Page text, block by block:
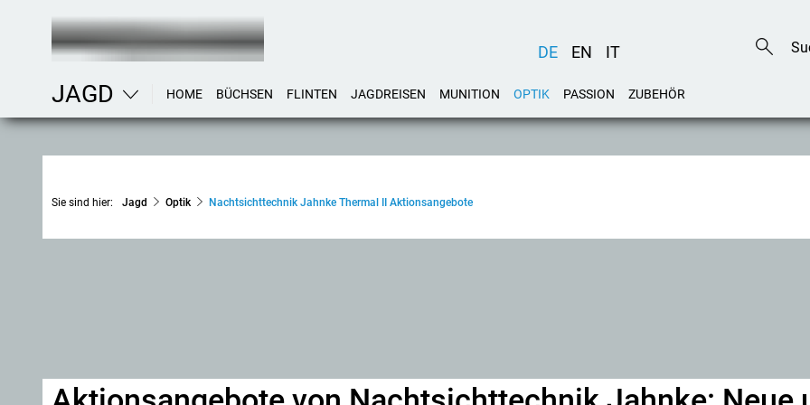
DE EN IT
JAGD HOME BÜCHSEN FLINTEN JAGDREISEN MUNITION OPTIK PASSION ZUBEHÖR
Sie sind hier: Jagd Optik Nachtsichttechnik Jahnke Thermal II Aktionsangebote